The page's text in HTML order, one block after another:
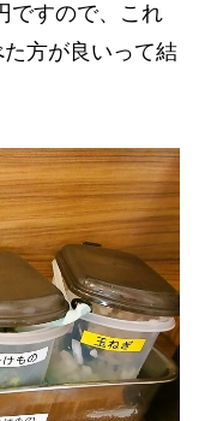
ですので、これ
方が良いって結